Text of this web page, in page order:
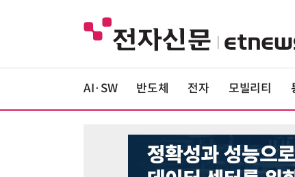
AI·SW 반도체 전자 모빌리티